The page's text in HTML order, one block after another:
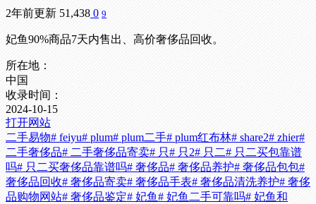
2年前更新 51,438 0 9
妃鱼90%商品7天内售出、高价奢侈品回收。
所在地：
中国
收录时间：
2024-10-15
打开网站
二手易物# feiyu# plum# plum二手# plum红布林# share2# zhier#
二手奢侈品# 二手奢侈品寄卖# 只# 只2# 只二# 只二买包靠谱
吗# 只二买奢侈品靠谱吗# 奢侈品# 奢侈品养护# 奢侈品包包#
奢侈品回收# 奢侈品寄卖# 奢侈品手表# 奢侈品清洗养护# 奢侈
品购物网站# 奢侈品鉴定# 妃鱼# 妃鱼二手可靠吗# 妃鱼和